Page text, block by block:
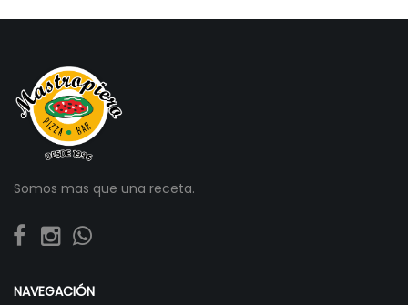
Somos mas que una receta.
NAVEGACIÓN